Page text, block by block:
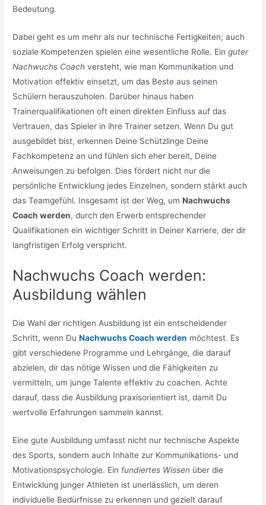
Bedeutung.
Dabei geht es um mehr als nur technische Fertigkeiten; auch
soziale Kompetenzen spielen eine wesentliche Rolle. Einguter
Nachwuchs Coach versteht, wie man Kommunikation und
Motivation effektiv einsetzt, um das Beste aus seinen
Schülern herauszuholen. Darüber hinaus haben
Trainerqualifikationen oft einen direkten Einfluss auf das
Vertrauen, das Spieler in ihre Trainer setzen. Wenn Du gut
ausgebildet bist, erkennen Deine Schützlinge Deine
Fachkompetenz an und fühlen sich eher bereit, Deine
Anweisungen zu befolgen. Dies fördert nicht nur die
persönliche Entwicklung jedes Einzelnen, sondern stärkt auch
das Teamgefühl. Insgesamt ist der Weg, umNachwuchs
Coach werden, durch den Erwerb entsprechender
Qualifikationen ein wichtiger Schritt in Deiner Karriere, der dir
langfristigen Erfolg verspricht.
Nachwuchs Coach werden:
Ausbildung wählen
Die Wahl der richtigen Ausbildung ist ein entscheidender
Schritt, wenn DuNachwuchs Coach werden möchtest. Es
gibt verschiedene Programme und Lehrgänge, die darauf
abzielen, dir das nötige Wissen und die Fähigkeiten zu
vermitteln, um junge Talente effektiv zu coachen. Achte
darauf, dass die Ausbildung praxisorientiert ist, damit Du
wertvolle Erfahrungen sammeln kannst.
Eine gute Ausbildung umfasst nicht nur technische Aspekte
des Sports, sondern auch Inhalte zur Kommunikations- und
Motivationspsychologie. Ein fundiertes Wissen über die
Entwicklung junger Athleten ist unerlässlich, um deren
individuelle Bedürfnisse zu erkennen und gezielt darauf